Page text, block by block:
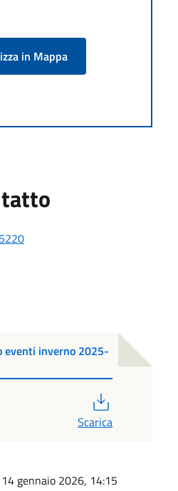
in Mappa
eventi inverno 2025-
Scarica
14 gennaio 2026, 14:15